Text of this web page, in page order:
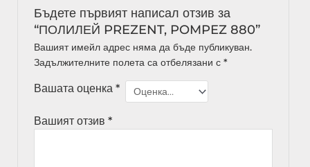
Бъдете първият написал отзив за
“ПОЛИЛЕЙ PREZENT, POMPEZ 880”
Вашият имейл адрес няма да бъде публикуван.
Задължителните полета са отбелязани с *
Вашата оценка *
Вашият отзив *